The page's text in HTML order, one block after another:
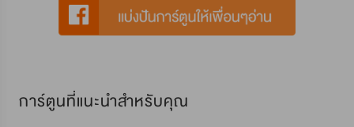
การ์ตูนที่แนะนำสำหรับคุณ